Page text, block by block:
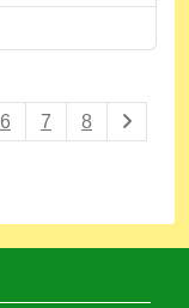
6 7 8